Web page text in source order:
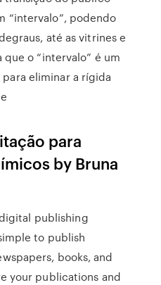
“intervalo”, podendo
até as vitrines e
que o “intervalo” é um
eliminar a rígida
para
by Bruna
digital publishing
to publish
books, and
your publications and